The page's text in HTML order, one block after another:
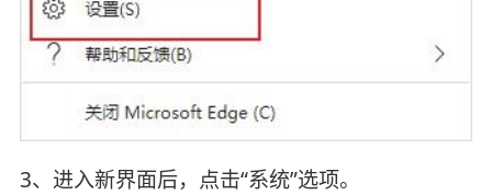
3、进入新界面后，点击“系统”选项。